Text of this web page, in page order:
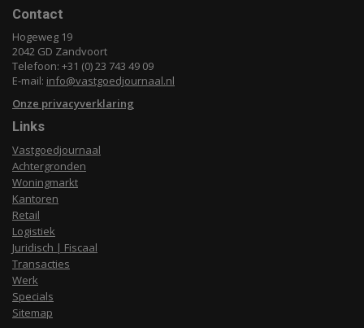
Contact
Hogeweg 19
2042 GD Zandvoort
Telefoon: +31 (0) 23 743 49 09
E-mail: info@vastgoedjournaal.nl
Onze privacyverklaring
Links
Vastgoedjournaal
Achtergronden
Woningmarkt
Kantoren
Retail
Logistiek
Juridisch | Fiscaal
Transacties
Werk
Specials
Sitemap